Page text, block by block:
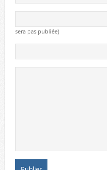
sera pas publiée)